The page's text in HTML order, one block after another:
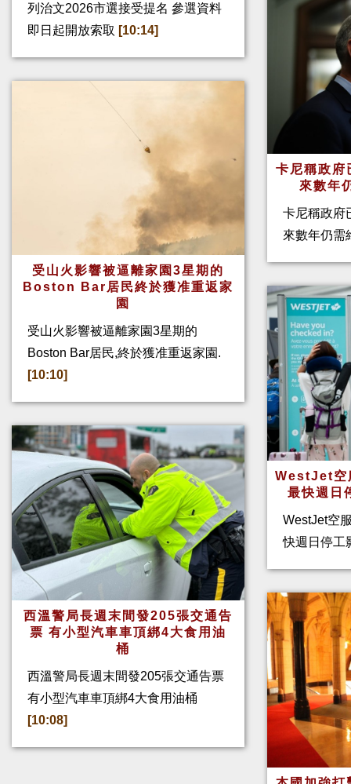
列治文2026市選接受提名 參選資料
即日起開放索取 [10:14]
受山火影響被逼離家園3星期的
Boston Bar居民終於獲准重返家
園
受山火影響被逼離家園3星期的
Boston Bar居民,終於獲准重返家園.
[10:10]
西溫警局長週末間發205張交通告
票 有小型汽車車頂綁4大食用油
桶
西溫警局長週末間發205張交通告票
有小型汽車車頂綁4大食用油桶
[10:08]
卡尼稱政府
來數年
卡尼稱政府
來數年仍需
WestJet空
最快週日
WestJet空
快週日停工